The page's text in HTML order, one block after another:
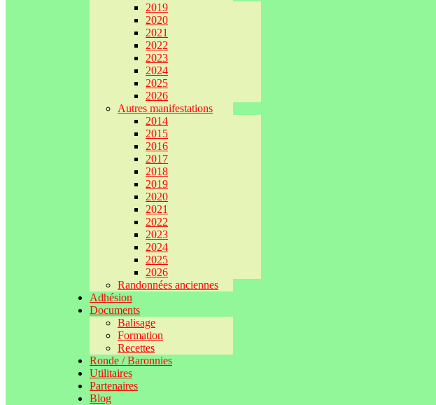
2019
2020
2021
2022
2023
2024
2025
2026
Autres manifestations
2014
2015
2016
2017
2018
2019
2020
2021
2022
2023
2024
2025
2026
Randonnées anciennes
Adhésion
Documents
Balisage
Formation
Recettes
Ronde / Baronnies
Utilitaires
Partenaires
Blog